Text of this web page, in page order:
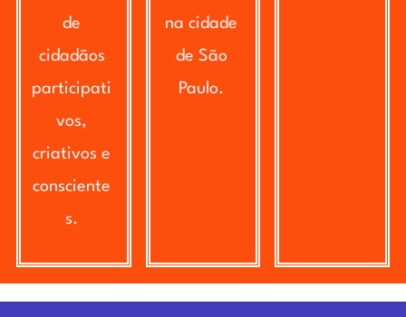
de
cidadãos
participati
vos,
criativos e
consciente
s.
na cidade
de São
Paulo.